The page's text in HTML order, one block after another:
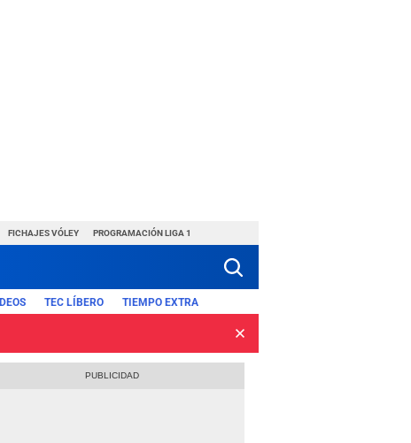
FICHAJES VÓLEY PROGRAMACIÓN LIGA 1
TEC LÍBERO TIEMPO EXTRA